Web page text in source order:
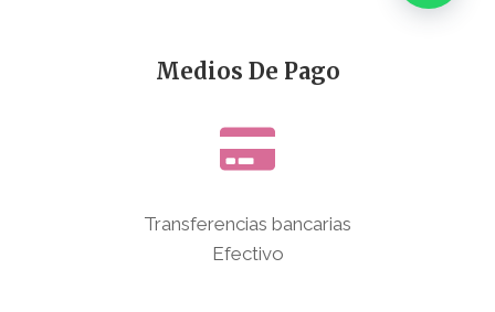
Medios De Pago
Transferencias bancarias
Efectivo